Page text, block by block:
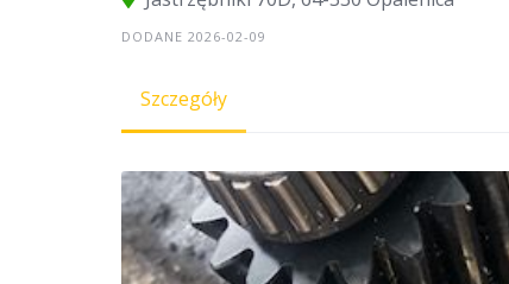
DODANE 2026-02-09
Szczegóły